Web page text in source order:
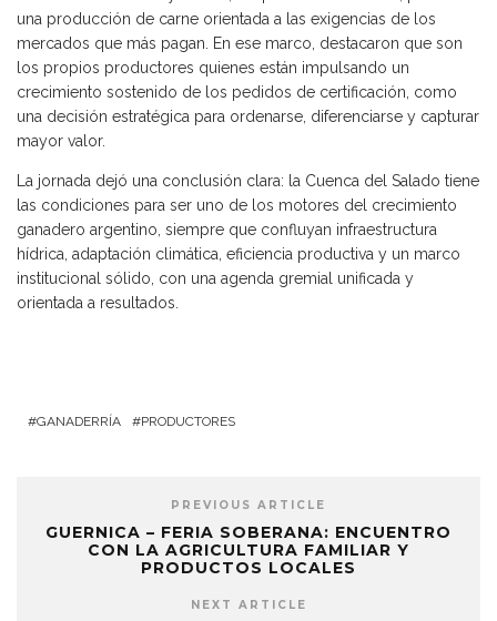
una producción de carne orientada a las exigencias de los
mercados que más pagan. En ese marco, destacaron que son
los propios productores quienes están impulsando un
crecimiento sostenido de los pedidos de certificación, como
una decisión estratégica para ordenarse, diferenciarse y capturar
mayor valor.
La jornada dejó una conclusión clara: la Cuenca del Salado tiene
las condiciones para ser uno de los motores del crecimiento
ganadero argentino, siempre que confluyan infraestructura
hídrica, adaptación climática, eficiencia productiva y un marco
institucional sólido, con una agenda gremial unificada y
orientada a resultados.
GANADERRÍA PRODUCTORES
PREVIOUS ARTICLE
GUERNICA – FERIA SOBERANA: ENCUENTRO
CON LA AGRICULTURA FAMILIAR Y
PRODUCTOS LOCALES
NEXT ARTICLE